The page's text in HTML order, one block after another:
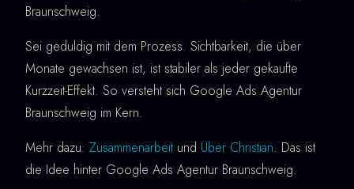
Braunschweig.
Sei geduldig mit dem Prozess. Sichtbarkeit, die über
Monate gewachsen ist, ist stabiler als jeder gekaufte
Kurzzeit-Effekt. So versteht sich Google Ads Agentur
Braunschweig im Kern.
Mehr dazu: Zusammenarbeit und Über Christian. Das ist
die Idee hinter Google Ads Agentur Braunschweig.